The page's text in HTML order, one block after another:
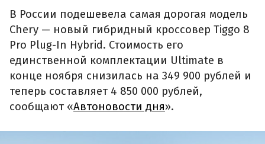
В России подешевела самая дорогая модель
Chery — новый гибридный кроссовер Tiggo 8
Pro Plug-In Hybrid. Стоимость его
единственной комплектации Ultimate в
конце ноября снизилась на 349 900 рублей и
теперь составляет 4 850 000 рублей,
сообщают «Автоновости дня».